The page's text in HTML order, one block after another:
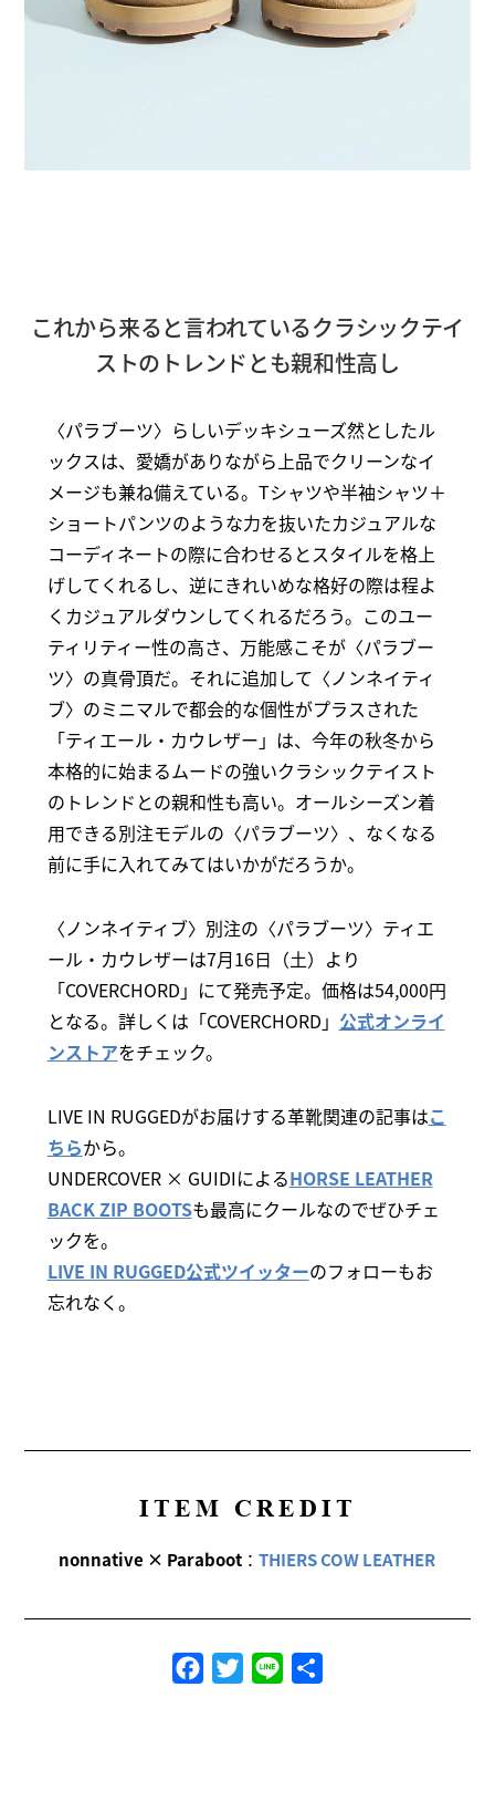
これから来ると言われているクラシックテイ
ストのトレンドとも親和性高し
〈パラブーツ〉らしいデッキシューズ然としたル
ックスは、愛嬌がありながら上品でクリーンなイ
メージも兼ね備えている。Tシャツや半袖シャツ＋
ショートパンツのような力を抜いたカジュアルな
コーディネートの際に合わせるとスタイルを格上
げしてくれるし、逆にきれいめな格好の際は程よ
くカジュアルダウンしてくれるだろう。このユー
ティリティー性の高さ、万能感こそが〈パラブー
ツ〉の真骨頂だ。それに追加して〈ノンネイティ
ブ〉のミニマルで都会的な個性がプラスされた
「ティエール・カウレザー」は、今年の秋冬から
本格的に始まるムードの強いクラシックテイスト
のトレンドとの親和性も高い。オールシーズン着
用できる別注モデルの〈パラブーツ〉、なくなる
前に手に入れてみてはいかがだろうか。
〈ノンネイティブ〉別注の〈パラブーツ〉ティエ
ール・カウレザーは7月16日（土）より
「COVERCHORD」にて発売予定。価格は54,000円
となる。詳しくは「COVERCHORD」 公式オンライ
ンストアをチェック。
LIVE IN RUGGEDがお届けする革靴関連の記事はこ
ちらから。
UNDERCOVER × GUIDIによるHORSE LEATHER
BACK ZIP BOOTSも最高にクールなのでぜひチェ
ックを。
LIVE IN RUGGED公式ツイッターのフォローもお
忘れなく。
ITEM CREDIT
nonnative × Paraboot ：THIERS COW LEATHER
FacebookTwitterLine